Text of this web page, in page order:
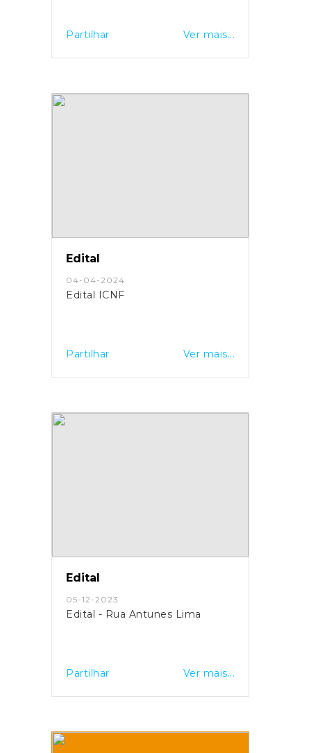
Partilhar Ver mais...
Edital
04-04-2024
Edital ICNF
Partilhar Ver mais...
Edital
05-12-2023
Edital - Rua Antunes Lima
Partilhar Ver mais...